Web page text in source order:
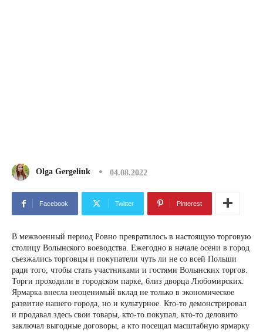
Olga Gergeliuk 04.08.2022
Facebook Twitter Pinterest
В межвоенный период Ровно превратилось в настоящую торговую
столицу Волынского воеводства. Ежегодно в начале осени в город
съезжались торговцы и покупатели чуть ли не со всей Польши
ради того, чтобы стать участниками и гостями Волынских торгов.
Торги проходили в городском парке, близ дворца Любомирских.
Ярмарка внесла неоценимый вклад не только в экономическое
развитие нашего города, но и культурное. Кто-то демонстрировал
и продавал здесь свои товары, кто-то покупал, кто-то деловито
заключал выгодные договоры, а кто посещал масштабную ярмарку